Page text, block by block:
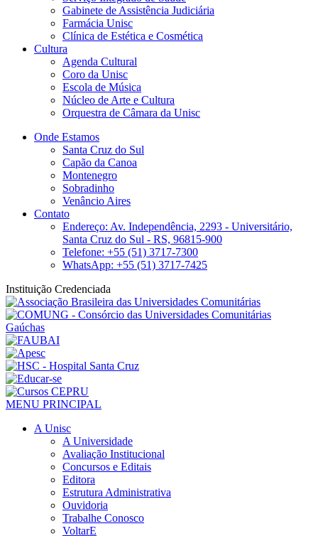
Gabinete de Assistência Judiciária
Farmácia Unisc
Clínica de Estética e Cosmética
Cultura
Agenda Cultural
Coro da Unisc
Escola de Música
Núcleo de Arte e Cultura
Orquestra de Câmara da Unisc
Onde Estamos
Santa Cruz do Sul
Capão da Canoa
Montenegro
Sobradinho
Venâncio Aires
Contato
Endereço: Av. Independência, 2293 - Universitário,
Santa Cruz do Sul - RS, 96815-900
Telefone: +55 (51) 3717-7300
WhatsApp: +55 (51) 3717-7425
Instituição Credenciada
MENU PRINCIPAL
A Unisc
A Universidade
Avaliação Institucional
Concursos e Editais
Editora
Estrutura Administrativa
Ouvidoria
Trabalhe Conosco
VoltarE